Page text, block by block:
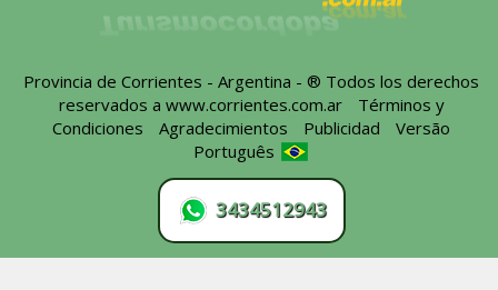
Provincia de Corrientes - Argentina - ® Todos los derechos
reservados a www.corrientes.com.ar- Términos y
Condiciones -Agradecimientos Publicidad -Versão
Português
3434512943